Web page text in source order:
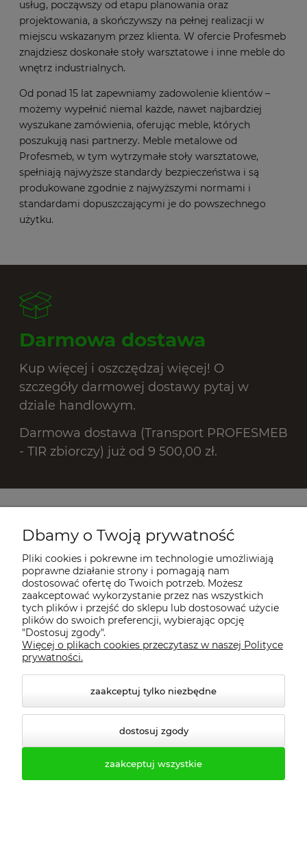
usług, począwszy od etapu planowania oraz
projektowania, a skończywszy na pełnej realizacji w
miejscu wskazanym przez klienta. W ofercie Profesmeb
znajdziesz doskonałe stoły warsztatowe i inne meble do
wnętrz industrialnych.
Od ponad 15 lat zapewniamy zadowolenie klientów –
możemy wypełnić niemal każde, nawet najbardziej
wyszukane zamówienia, oferując meble, których
poszukują nasi partnerzy. Meble metalowe od
Profesmeb, w tym wytrzymałe stoły warsztatowe,
spełniają najwyższe standardy bezpieczeństwa i są
produkowane zgodnie z najwyższymi normami i
standardami dopuszczającymi je do powszechnego
użytku.
Darmowa dostawa
Kup więcej i oszczędzaj więcej! O
szczegóły darmowej dostawy pytaj w
dziale handlowym.
Darmowa dostawa (Transport PROFESMEB
- TIR zbiorczy) już od 9 500,00 zł.
Promocje
Nowości
Bestsellery
Ławka szatniowa z
Ławka szatniowa z
Dbamy o Twoją prywatność
Pliki cookies i pokrewne im technologie umożliwiają
poprawne działanie strony i pomagają nam
dostosować ofertę do Twoich potrzeb. Możesz
zaakceptować wykorzystanie przez nas wszystkich
tych plików i przejść do sklepu lub dostosować użycie
plików do swoich preferencji, wybierając opcję
"Dostosuj zgody".
Więcej o plikach cookies przeczytasz w naszej Polityce
prywatności.
zaakceptuj tylko niezbędne
dostosuj zgody
zaakceptuj wszystkie